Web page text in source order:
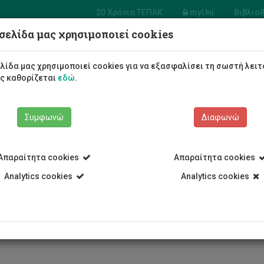
20 Χρόνια ΤΕΠΑΚ myUni
Λογιστικής και
Φοιτητές/τριες Σπουδές
Τμήμα Χρηματοοικονομικής, Λογιστικής και Διοικητικής
μας χρησιμοποιεί cookies
μας χρησιμοποιεί cookies για να εξασφαλίσει τη σωστή
καθορίζεται εδώ.
Συμφωνώ
cookies
Analytics cookies
Διαφωνώ
Απαραίτητα cookies
Analytics cookies